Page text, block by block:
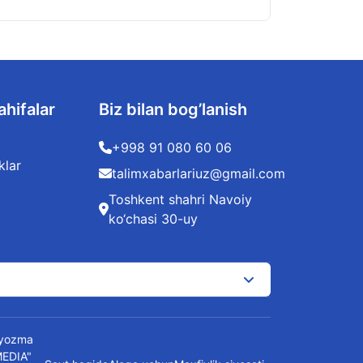
Biz bilan bog’lanish
+998 91 080 60 06
talimxabarlariuz@gmail.com
Toshkent shahri Navoiy
ko‘chasi 30-uy